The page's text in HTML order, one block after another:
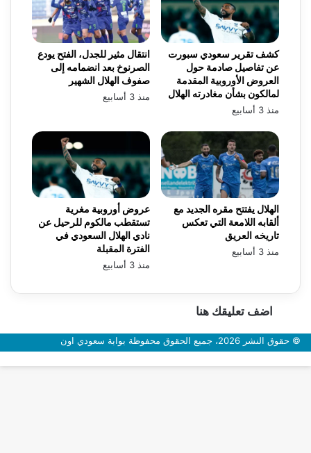
انتقال مثير للجدل، الفتح يودع
الصرنوخ بعد انضمامه إلى
صفوف الهلال الشهير
منذ 3 أسابيع
كشف تقرير سعودي سبورت
عن تفاصيل صادمة حول
العروض الأوروبية المقدمة
لمالكون بشأن مغادرته الهلال
منذ 3 أسابيع
عروض أوروبية مغرية
تستقطب مالكوم للرحيل عن
نادي الهلال السعودي في
الفترة المقبلة
منذ 3 أسابيع
الهلال يفتتح مقره الجديد مع
ألقابه اللامعة التي تعكس
تاريخه العريق
منذ 3 أسابيع
اضف تعليقك هنا
© حقوق النشر 2026، جميع الحقوق محفوظة بوابة سعودي اون